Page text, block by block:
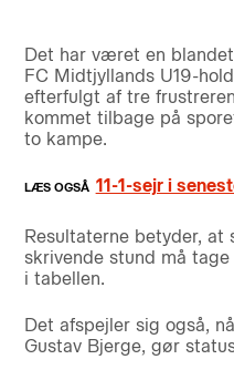
Det har været en
FC Midtjyllands U19-
efterfulgt af tre
kommet tilbage på
to kampe.
11-1-sejr i
Resultaterne betyder, at
skrivende stund må
i tabellen.
Det afspejler sig også,
Gustav Bjerge, gør